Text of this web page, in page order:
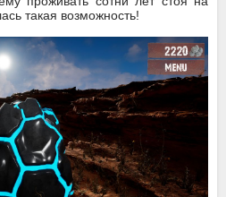
такая возможность!